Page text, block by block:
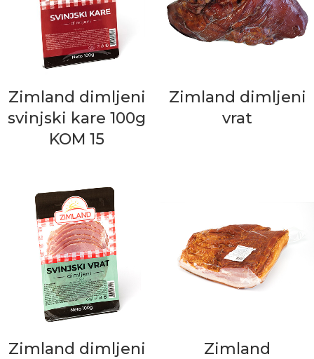
Zimland dimljeni
svinjski kare 100g
KOM 15
Zimland dimljeni
vrat
Zimland dimljeni
Zimland